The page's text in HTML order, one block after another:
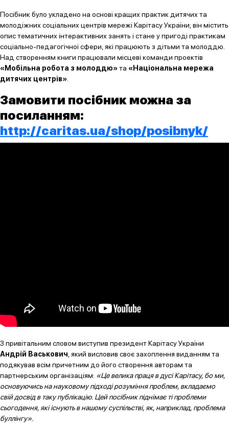
Посібник було укладено на основі кращих практик дитячих та
молодіжних соціальних центрів мережі Карітасу України; він містить
опис тематичних інтерактивних занять і стане у пригоді практикам
соціально-педагогічної сфери, які працюють з дітьми та молоддю.
Над створенням книги працювали місцеві команди проектів
«Мобільна робота з молоддю»та «Національна мережа
дитячих центрів»
Замовити посібник можна за
посиланням:
http://caritas.ua/shop/posibnyk/
З привітальним словом виступив президент Карітасу України
Андрій Васькович , який висловив своє захоплення виданням та
подякував всім причетним до його створення авторам та
партнерським організаціям: «Це велика праця в дусі Карітасу, бо ми,
основуючись на науковому підході розуміння проблем, вкладаємо
свій досвід в таку публікацію. Цей посібник піднімає ті проблеми
сьогодення, які існують в нашому суспільстві, як, наприклад, проблема
буллінгу».